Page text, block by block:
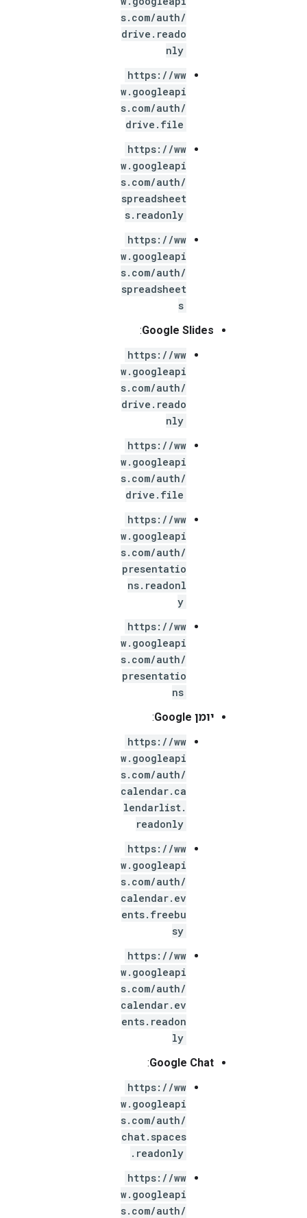
s.com/auth/
drive.reado
nly
https://ww
w.googleapi
s.com/auth/
drive.file
https://ww
w.googleapi
s.com/auth/
spreadsheet
s.readonly
https://ww
w.googleapi
s.com/auth/
spreadsheet
s
Google Slides
:
https://ww
w.googleapi
s.com/auth/
drive.reado
nly
https://ww
w.googleapi
s.com/auth/
drive.file
https://ww
w.googleapi
s.com/auth/
presentatio
ns.readonl
y
https://ww
w.googleapi
s.com/auth/
presentatio
ns
יומן Google
:
https://ww
w.googleapi
s.com/auth/
calendar.ca
lendarlist.
readonly
https://ww
w.googleapi
s.com/auth/
calendar.ev
ents.freebu
sy
https://ww
w.googleapi
s.com/auth/
calendar.ev
ents.readon
ly
Google Chat
:
https://ww
w.googleapi
s.com/auth/
chat.spaces
.readonly
https://ww
w.googleapi
s.com/auth/